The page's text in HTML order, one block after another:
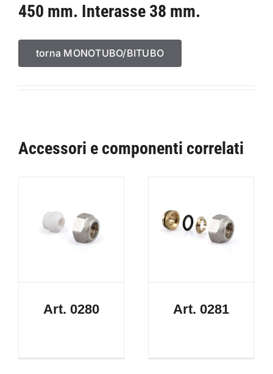
450 mm. Interasse 38 mm.
torna MONOTUBO/BITUBO
Accessori e componenti correlati
Art. 0280 Art. 0281